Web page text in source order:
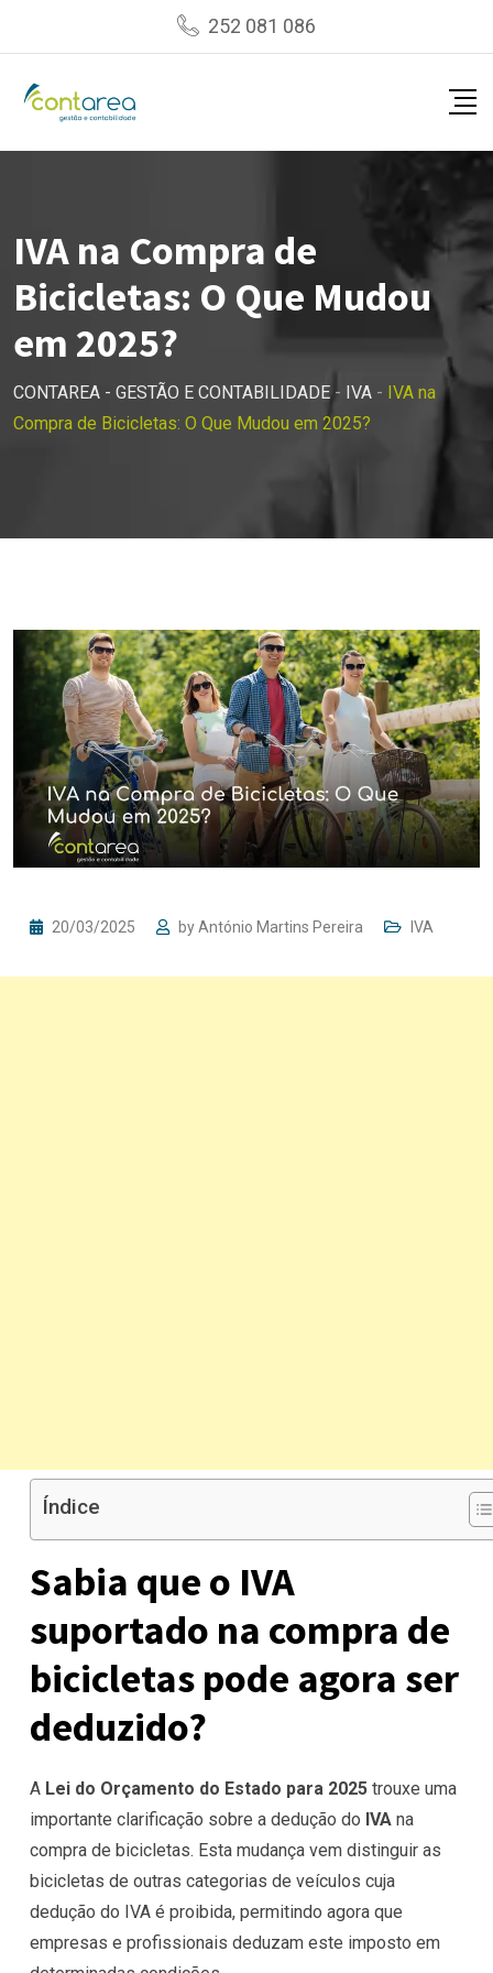
252 081 086
IVA na Compra de
Bicicletas: O Que Mudou
em 2025?
CONTAREA - GESTÃO E CONTABILIDADE - IVA - IVA na
Compra de Bicicletas: O Que Mudou em 2025?
20/03/2025 byAntónio Martins Pereira IVA
Índice
Sabia que o IVA
suportado na compra de
bicicletas pode agora ser
deduzido?
A Lei do Orçamento do Estado para 2025 trouxe uma
importante clarificação sobre a dedução do IVA na
compra de bicicletas. Esta mudança vem distinguir as
bicicletas de outras categorias de veículos cuja
dedução do IVA é proibida, permitindo agora que
empresas e profissionais deduzam este imposto em